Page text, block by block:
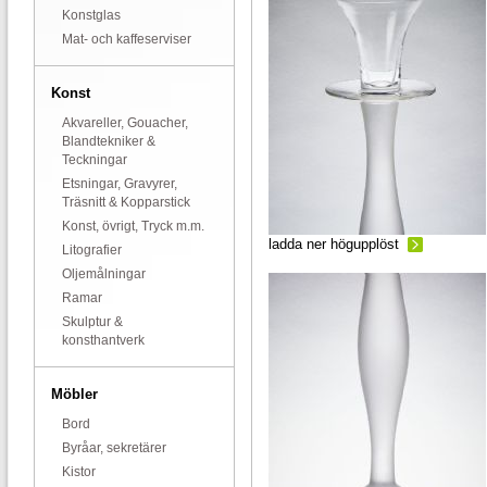
Konstglas
Mat- och kaffeserviser
Konst
Akvareller, Gouacher,
Blandtekniker &
Teckningar
Etsningar, Gravyrer,
Träsnitt & Kopparstick
Konst, övrigt, Tryck m.m.
Litografier
Oljemålningar
Ramar
Skulptur &
konsthantverk
Möbler
Bord
Byråar, sekretärer
Kistor
ladda ner högupplöst